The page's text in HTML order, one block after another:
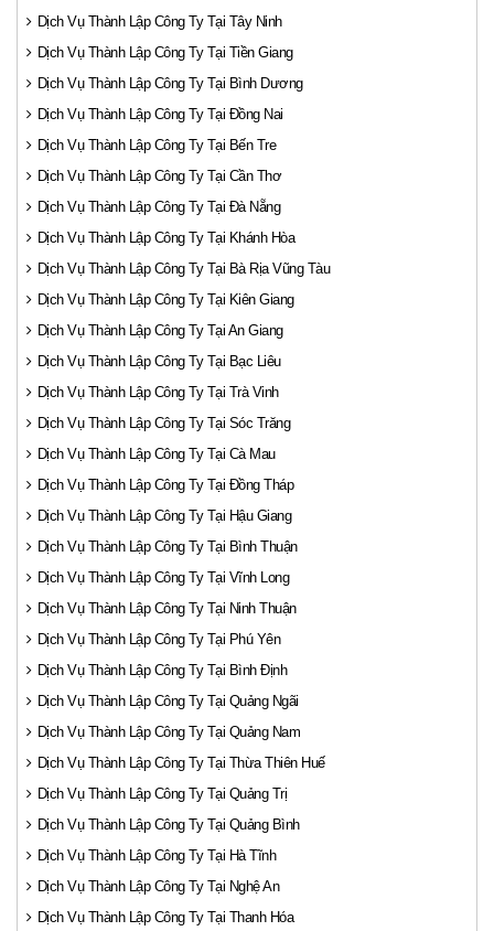
Dịch Vụ Thành Lập Công Ty Tại Tây Ninh
Dịch Vụ Thành Lập Công Ty Tại Tiền Giang
Dịch Vụ Thành Lập Công Ty Tại Bình Dương
Dịch Vụ Thành Lập Công Ty Tại Đồng Nai
Dịch Vụ Thành Lập Công Ty Tại Bến Tre
Dịch Vụ Thành Lập Công Ty Tại Cần Thơ
Dịch Vụ Thành Lập Công Ty Tại Đà Nẵng
Dịch Vụ Thành Lập Công Ty Tại Khánh Hòa
Dịch Vụ Thành Lập Công Ty Tại Bà Rịa Vũng Tàu
Dịch Vụ Thành Lập Công Ty Tại Kiên Giang
Dịch Vụ Thành Lập Công Ty Tại An Giang
Dịch Vụ Thành Lập Công Ty Tại Bạc Liêu
Dịch Vụ Thành Lập Công Ty Tại Trà Vinh
Dịch Vụ Thành Lập Công Ty Tại Sóc Trăng
Dịch Vụ Thành Lập Công Ty Tại Cà Mau
Dịch Vụ Thành Lập Công Ty Tại Đồng Tháp
Dịch Vụ Thành Lập Công Ty Tại Hậu Giang
Dịch Vụ Thành Lập Công Ty Tại Bình Thuận
Dịch Vụ Thành Lập Công Ty Tại Vĩnh Long
Dịch Vụ Thành Lập Công Ty Tại Ninh Thuận
Dịch Vụ Thành Lập Công Ty Tại Phú Yên
Dịch Vụ Thành Lập Công Ty Tại Bình Định
Dịch Vụ Thành Lập Công Ty Tại Quảng Ngãi
Dịch Vụ Thành Lập Công Ty Tại Quảng Nam
Dịch Vụ Thành Lập Công Ty Tại Thừa Thiên Huế
Dịch Vụ Thành Lập Công Ty Tại Quảng Trị
Dịch Vụ Thành Lập Công Ty Tại Quảng Bình
Dịch Vụ Thành Lập Công Ty Tại Hà Tĩnh
Dịch Vụ Thành Lập Công Ty Tại Nghệ An
Dịch Vụ Thành Lập Công Ty Tại Thanh Hóa